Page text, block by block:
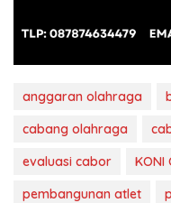
anggaran olahraga
cabang olahraga
evaluasi cabor
KONI
pembangunan atlet